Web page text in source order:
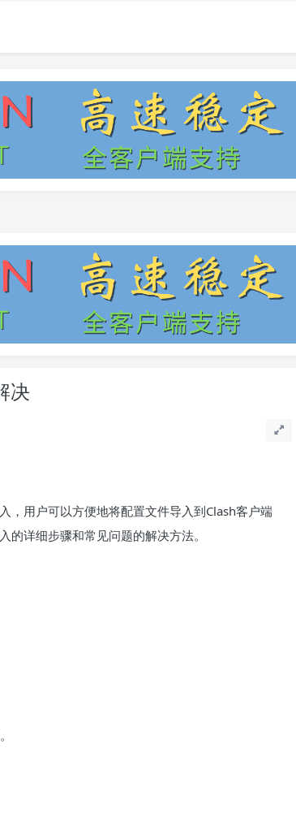
决
，用户可以方便地将配置文件导入到Clash客户端
详细步骤和常见问题的解决方法。